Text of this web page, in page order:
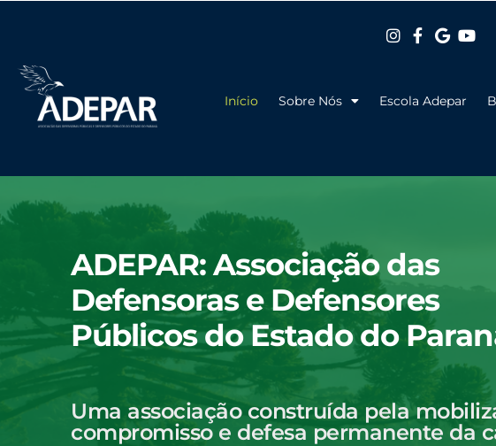
conteúdo
Início Sobre Nós Escola Adepar
ADEPAR: Associação das
Defensoras e Defensores
Públicos do Estado do
Uma associação construída pela
compromisso e defesa permanente da